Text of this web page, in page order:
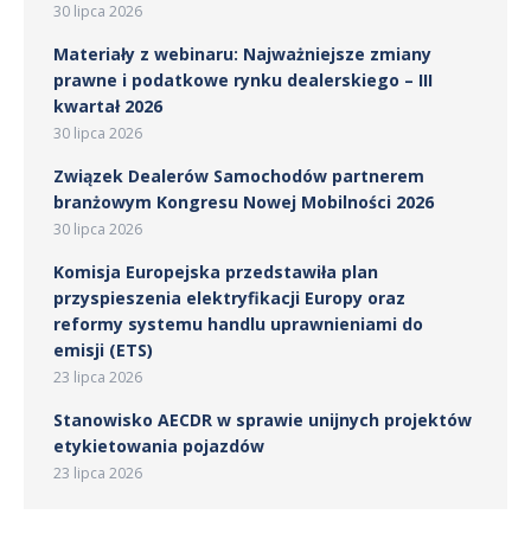
30 lipca 2026
Materiały z webinaru: Najważniejsze zmiany
prawne i podatkowe rynku dealerskiego – III
kwartał 2026
30 lipca 2026
Związek Dealerów Samochodów partnerem
branżowym Kongresu Nowej Mobilności 2026
30 lipca 2026
Komisja Europejska przedstawiła plan
przyspieszenia elektryfikacji Europy oraz
reformy systemu handlu uprawnieniami do
emisji (ETS)
23 lipca 2026
Stanowisko AECDR w sprawie unijnych projektów
etykietowania pojazdów
23 lipca 2026